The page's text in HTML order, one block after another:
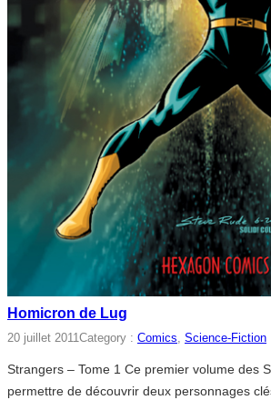
Homicron de Lug
20 juillet 2011Category : Comics, Science-Fiction
Strangers – Tome 1 Ce premier volume des
permettre de découvrir deux personnages